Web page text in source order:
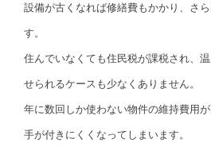
設備が古くなれば修繕費もかかり、さ
す。
住んでいなくても住民税が課税され、
せられるケースも少なくありません。
年に数回しか使わない物件の維持費用
手が付きにくくなってしまいます。